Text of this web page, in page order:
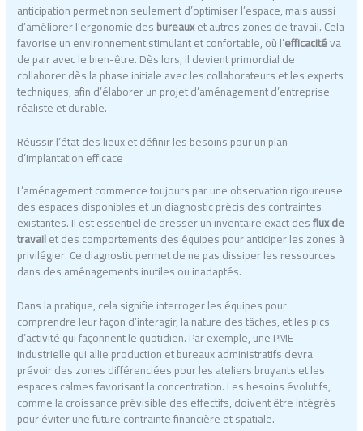
anticipation permet non seulement d’optimiser l’espace, mais aussi
d’améliorer l’ergonomie desbureauxet autres zones de travail. Cela
favorise un environnement stimulant et confortable, où l’efficacitéva
de pair avec le bien-être. Dès lors, il devient primordial de
collaborer dès la phase initiale avec les collaborateurs et les experts
techniques, afin d’élaborer un projet d’aménagement d’entreprise
réaliste et durable.
Réussir l’état des lieux et définir les besoins pour un plan
d’implantation efficace
L’aménagement commence toujours par une observation rigoureuse
des espaces disponibles et un diagnostic précis des contraintes
existantes. Il est essentiel de dresser un inventaire exact desflux de
travailet des comportements des équipes pour anticiper les zones à
privilégier. Ce diagnostic permet de ne pas dissiper les ressources
dans des aménagements inutiles ou inadaptés.
Dans la pratique, cela signifie interroger les équipes pour
comprendre leur façon d’interagir, la nature des tâches, et les pics
d’activité qui façonnent le quotidien. Par exemple, une PME
industrielle qui allie production et bureaux administratifs devra
prévoir des zones différenciées pour les ateliers bruyants et les
espaces calmes favorisant la concentration. Les besoins évolutifs,
comme la croissance prévisible des effectifs, doivent être intégrés
pour éviter une future contrainte financière et spatiale.